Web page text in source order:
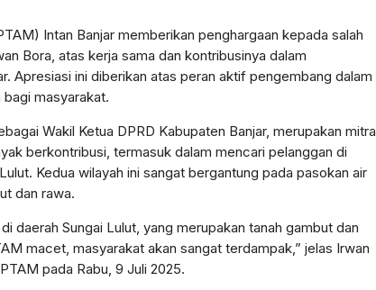
Intan Banjar memberikan penghargaan kepada salah
Bora, atas kerja sama dan kontribusinya dalam
Apresiasi ini diberikan atas peran aktif pengembang dalam
masyarakat.
Wakil Ketua DPRD Kabupaten Banjar, merupakan mitra
berkontribusi, termasuk dalam mencari pelanggan di
Kedua wilayah ini sangat bergantung pada pasokan air
dan rawa.
daerah Sungai Lulut, yang merupakan tanah gambut dan
macet, masyarakat akan sangat terdampak,” jelas Irwan
pada Rabu, 9 Juli 2025.